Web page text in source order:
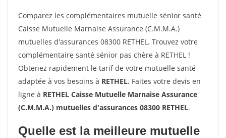
Comparez les complémentaires mutuelle sénior santé
Caisse Mutuelle Marnaise Assurance (C.M.M.A.)
mutuelles d'assurances 08300 RETHEL. Trouvez votre
complémentaire santé sénior pas chère à RETHEL !
Obtenez rapidement le tarif de votre mutuelle santé
adaptée à vos besoins à RETHEL. Faites votre devis en
ligne à RETHEL Caisse Mutuelle Marnaise Assurance
(C.M.M.A.) mutuelles d'assurances 08300 RETHEL.
Quelle est la meilleure mutuelle